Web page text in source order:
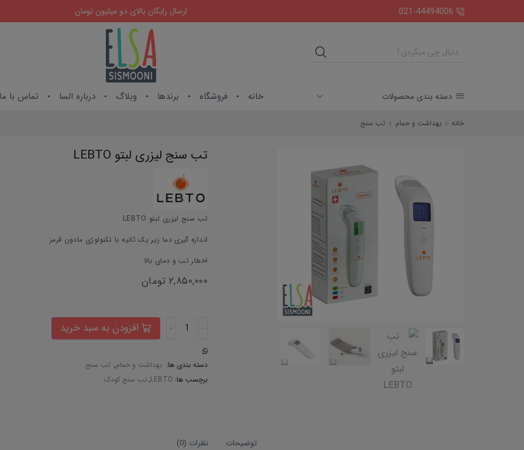
021-44494006
ارسال رایگان بالای دو میلیون تومان ارسال رایگان بالای دو میلیون تومان
دسته بندی محصولات خانه فروشگاه برندها وبلاگ درباره السا تماس با ما
خانه بهداشت و حمام تب سنج
تب سنج لیزری لبتو LEBTO
تب سنج لیزری لبتو LEBTO
اندازه گیری دما زیر یک ثانیه با تکنولوژی مادون قرمز
اخطار تب و دمای بالا
۲,۸۵۰,۰۰۰ تومان
افزودن به سبد خرید
دسته بندی ها: بهداشت و حمام, تب سنج
برچسب ها: LEBTO
, تب سنج کودک
توضیحات نظرات (0)